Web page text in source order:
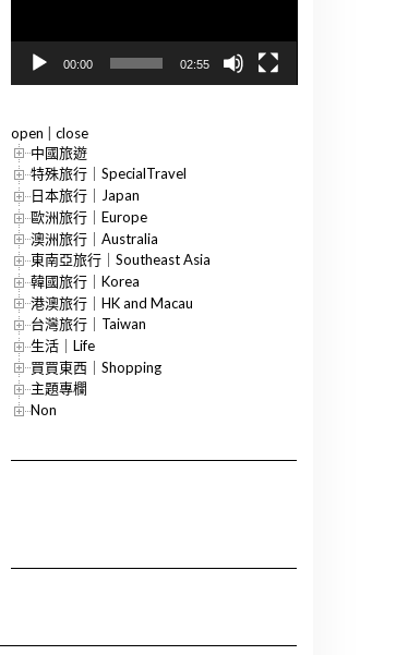
00:00 02:55
open
close
中國旅遊
特殊旅行｜SpecialTravel
日本旅行｜Japan
歐洲旅行｜Europe
澳洲旅行｜Australia
東南亞旅行｜Southeast Asia
韓國旅行｜Korea
港澳旅行｜HK and Macau
台灣旅行｜Taiwan
生活｜Life
買買東西｜Shopping
主題專欄
Non